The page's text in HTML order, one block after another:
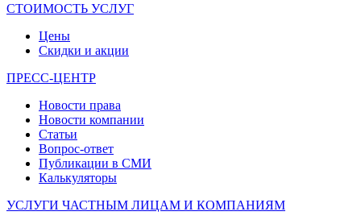
СТОИМОСТЬ УСЛУГ
Цены
Скидки и акции
ПРЕСС-ЦЕНТР
Новости права
Новости компании
Статьи
Вопрос-ответ
Публикации в СМИ
Калькуляторы
УСЛУГИ ЧАСТНЫМ ЛИЦАМ И КОМПАНИЯМ